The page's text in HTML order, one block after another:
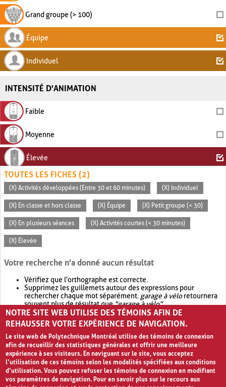
Grand groupe (> 100)
Équipe
Individuel
INTENSITÉ D'ANIMATION
Faible
Moyenne
Élevée
TOUTES LES FICHES (2)
(X) Activités développées (Entre 30 et 60 minutes) (X) Individuel
(X) En classe et hors classe (X) Équipe (X) Petit groupe (< 30)
(X) En plusieurs séances (X) Activités courtes (< 30 minutes)
(X) Élevée
Votre recherche n'a donné aucun résultat
Vérifiez que l'orthographe est correcte.
Supprimez les guillemets autour des expressions pour
rechercher chaque mot séparément. garage à véloretournera
souvent plus de résultat que"garage à vélo".
Envisagez d'élargir votre recherche avec OR.garage OR vélo
retournera souvent plus de résultat quegarage à vélo
NOTRE SITE WEB UTILISE DES TÉMOINS AFIN DE
REHAUSSER VOTRE EXPÉRIENCE DE NAVIGATION.
Le site web de Polytechnique Montréal utilise des témoins de connexion
afin de recueillir des statistiques générales et offrir une meilleure
expérience à ses visiteurs. En naviguant sur le site, vous acceptez
l’utilisation de ces témoins selon les modalités spécifiées aux conditions
d’utilisation. Vous pouvez refuser les témoins de connexion en modifiant
vos paramètres de navigation. Pour en savoir plus sur le recours aux